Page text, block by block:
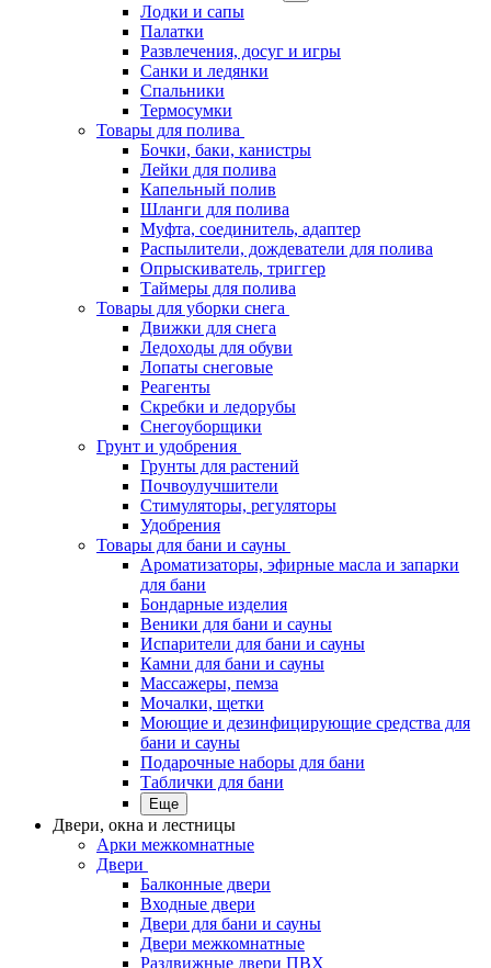
Лодки и сапы
Палатки
Развлечения, досуг и игры
Санки и ледянки
Спальники
Термосумки
Товары для полива
Бочки, баки, канистры
Лейки для полива
Капельный полив
Шланги для полива
Муфта, соединитель, адаптер
Распылители, дождеватели для полива
Опрыскиватель, триггер
Таймеры для полива
Товары для уборки снега
Движки для снега
Ледоходы для обуви
Лопаты снеговые
Реагенты
Скребки и ледорубы
Снегоуборщики
Грунт и удобрения
Грунты для растений
Почвоулучшители
Стимуляторы, регуляторы
Удобрения
Товары для бани и сауны
Ароматизаторы, эфирные масла и запарки
для бани
Бондарные изделия
Веники для бани и сауны
Испарители для бани и сауны
Камни для бани и сауны
Массажеры, пемза
Мочалки, щетки
Моющие и дезинфицирующие средства для
бани и сауны
Подарочные наборы для бани
Таблички для бани
Еще
Двери, окна и лестницы
Арки межкомнатные
Двери
Балконные двери
Входные двери
Двери для бани и сауны
Двери межкомнатные
Раздвижные двери ПВХ